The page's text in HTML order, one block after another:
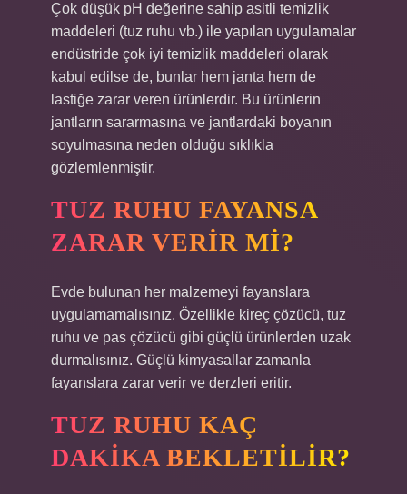
Çok düşük pH değerine sahip asitli temizlik
maddeleri (tuz ruhu vb.) ile yapılan uygulamalar
endüstride çok iyi temizlik maddeleri olarak
kabul edilse de, bunlar hem janta hem de
lastiğe zarar veren ürünlerdir. Bu ürünlerin
jantların sararmasına ve jantlardaki boyanın
soyulmasına neden olduğu sıklıkla
gözlemlenmiştir.
TUZ RUHU FAYANSA
ZARAR VERIR MI?
Evde bulunan her malzemeyi fayanslara
uygulamamalısınız. Özellikle kireç çözücü, tuz
ruhu ve pas çözücü gibi güçlü ürünlerden uzak
durmalısınız. Güçlü kimyasallar zamanla
fayanslara zarar verir ve derzleri eritir.
TUZ RUHU KAÇ
DAKIKA BEKLETILIR?